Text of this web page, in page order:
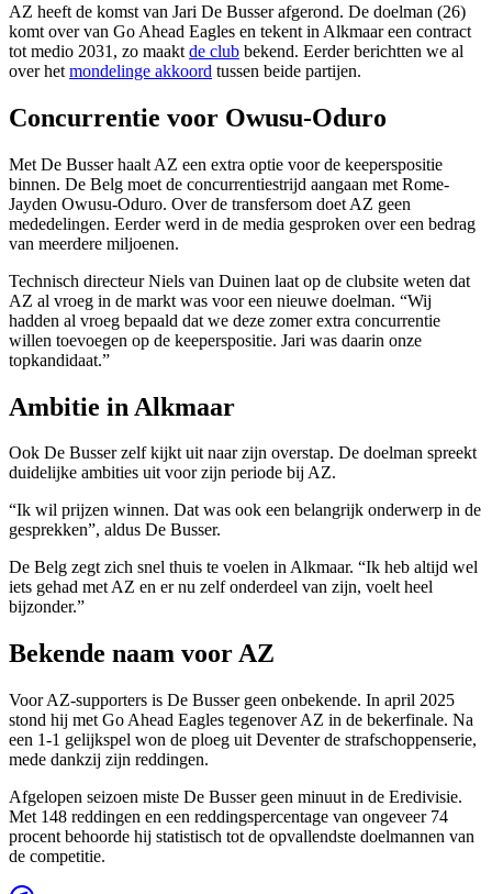
AZ heeft de komst van Jari De Busser afgerond. De doelman (26)
komt over van Go Ahead Eagles en tekent in Alkmaar een contract
tot medio 2031, zo maakt de club bekend. Eerder berichtten we al
over het mondelinge akkoord tussen beide partijen.
Concurrentie voor Owusu-Oduro
Met De Busser haalt AZ een extra optie voor de keeperspositie
binnen. De Belg moet de concurrentiestrijd aangaan met Rome-
Jayden Owusu-Oduro. Over de transfersom doet AZ geen
mededelingen. Eerder werd in de media gesproken over een bedrag
van meerdere miljoenen.
Technisch directeur Niels van Duinen laat op de clubsite weten dat
AZ al vroeg in de markt was voor een nieuwe doelman. “Wij
hadden al vroeg bepaald dat we deze zomer extra concurrentie
willen toevoegen op de keeperspositie. Jari was daarin onze
topkandidaat.”
Ambitie in Alkmaar
Ook De Busser zelf kijkt uit naar zijn overstap. De doelman spreekt
duidelijke ambities uit voor zijn periode bij AZ.
“Ik wil prijzen winnen. Dat was ook een belangrijk onderwerp in de
gesprekken”, aldus De Busser.
De Belg zegt zich snel thuis te voelen in Alkmaar. “Ik heb altijd wel
iets gehad met AZ en er nu zelf onderdeel van zijn, voelt heel
bijzonder.”
Bekende naam voor AZ
Voor AZ-supporters is De Busser geen onbekende. In april 2025
stond hij met Go Ahead Eagles tegenover AZ in de bekerfinale. Na
een 1-1 gelijkspel won de ploeg uit Deventer de strafschoppenserie,
mede dankzij zijn reddingen.
Afgelopen seizoen miste De Busser geen minuut in de Eredivisie.
Met 148 reddingen en een reddingspercentage van ongeveer 74
procent behoorde hij statistisch tot de opvallendste doelmannen van
de competitie.